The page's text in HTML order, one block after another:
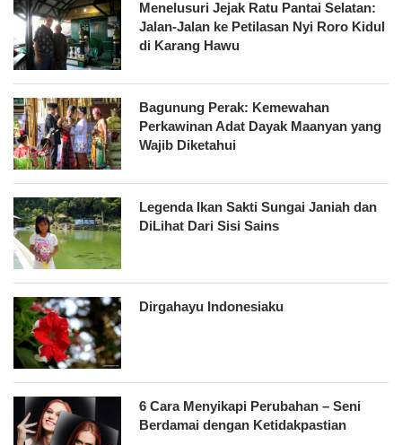
Menelusuri Jejak Ratu Pantai Selatan:
Jalan-Jalan ke Petilasan Nyi Roro Kidul
di Karang Hawu
Bagunung Perak: Kemewahan
Perkawinan Adat Dayak Maanyan yang
Wajib Diketahui
Legenda Ikan Sakti Sungai Janiah dan
DiLihat Dari Sisi Sains
Dirgahayu Indonesiaku
6 Cara Menyikapi Perubahan – Seni
Berdamai dengan Ketidakpastian